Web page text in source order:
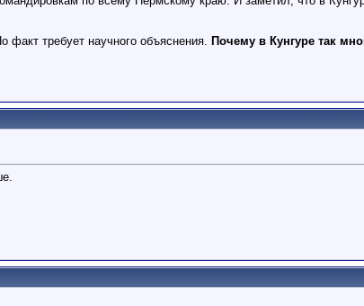
требует научного объяснения. Почему в Кунгуре так